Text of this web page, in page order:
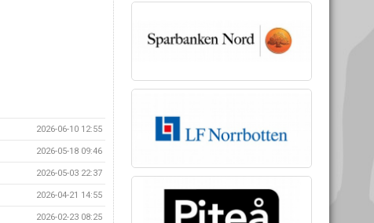
2026-06-10 12:55
2026-05-18 09:46
2026-05-03 22:37
2026-04-21 14:55
2026-02-23 08:25